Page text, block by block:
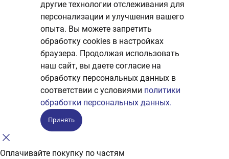
другие технологии отслеживания для
персонализации и улучшения вашего
опыта. Вы можете запретить
обработку сookies в настройках
браузера. Продолжая использовать
наш сайт, вы даете согласие на
обработку персональных данных в
соответствии с условиями политики
обработки персональных данных.
Принять
Оплачивайте покупку по частям